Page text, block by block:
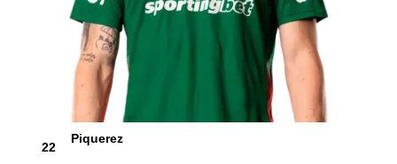
22
Piquerez